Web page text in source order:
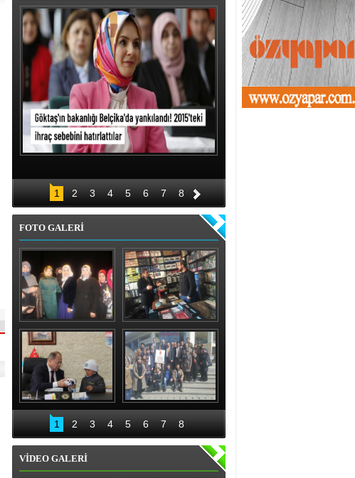
1 2 3 4 5 6 7 8
FOTO GALERİ
Hınıslı kadınlardan
'evet' sözü
Recep Aydın ve ekibi
geceli gündüzlü
çalışıyor
Bakan Akdağ
Oltu’da
Palandöken İlçe
Başkanlığından 15
Temmuz kahraman
kadınlar sergisi
1 2 3 4 5 6 7 8
VİDEO GALERİ